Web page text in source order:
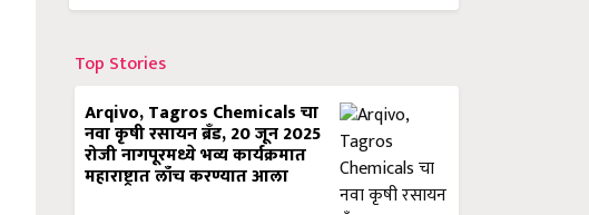
Top Stories
Arqivo, Tagros Chemicals चा
नवा कृषी रसायन ब्रँड, 20 जून 2025
रोजी नागपूरमध्ये भव्य कार्यक्रमात
महाराष्ट्रात लाँच करण्यात आला